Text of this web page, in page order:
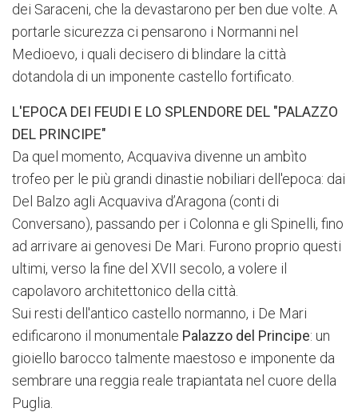
dei Saraceni, che la devastarono per ben due volte. A
portarle sicurezza ci pensarono i Normanni nel
Medioevo, i quali decisero di blindare la città
dotandola di un imponente castello fortificato.
L'EPOCA DEI FEUDI E LO SPLENDORE DEL "PALAZZO
DEL PRINCIPE"
Da quel momento, Acquaviva divenne un ambìto
trofeo per le più grandi dinastie nobiliari dell'epoca: dai
Del Balzo agli Acquaviva d’Aragona (conti di
Conversano), passando per i Colonna e gli Spinelli, fino
ad arrivare ai genovesi De Mari. Furono proprio questi
ultimi, verso la fine del XVII secolo, a volere il
capolavoro architettonico della città.
Sui resti dell'antico castello normanno, i De Mari
edificarono il monumentale Palazzo del Principe: un
gioiello barocco talmente maestoso e imponente da
sembrare una reggia reale trapiantata nel cuore della
Puglia.